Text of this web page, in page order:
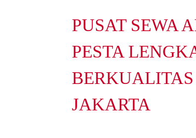
PUSAT SEWA
PESTA
JAKARTA